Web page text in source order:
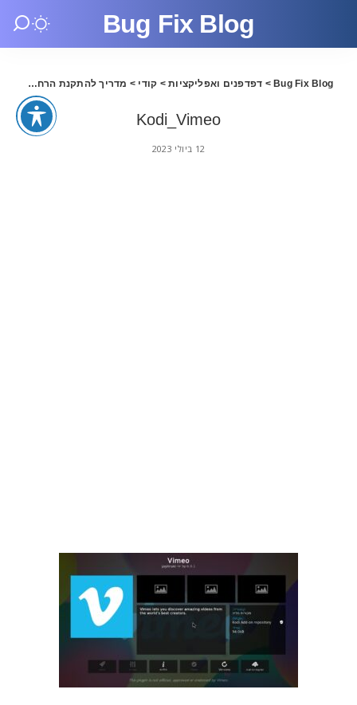
Bug Fix Blog
Bug Fix Blog
> דפדפנים ואפליקציות> קודי > מדריך להתקנת הרחבות לקודי – יולי 2023
Kodi_Vimeo
12 ביולי 2023